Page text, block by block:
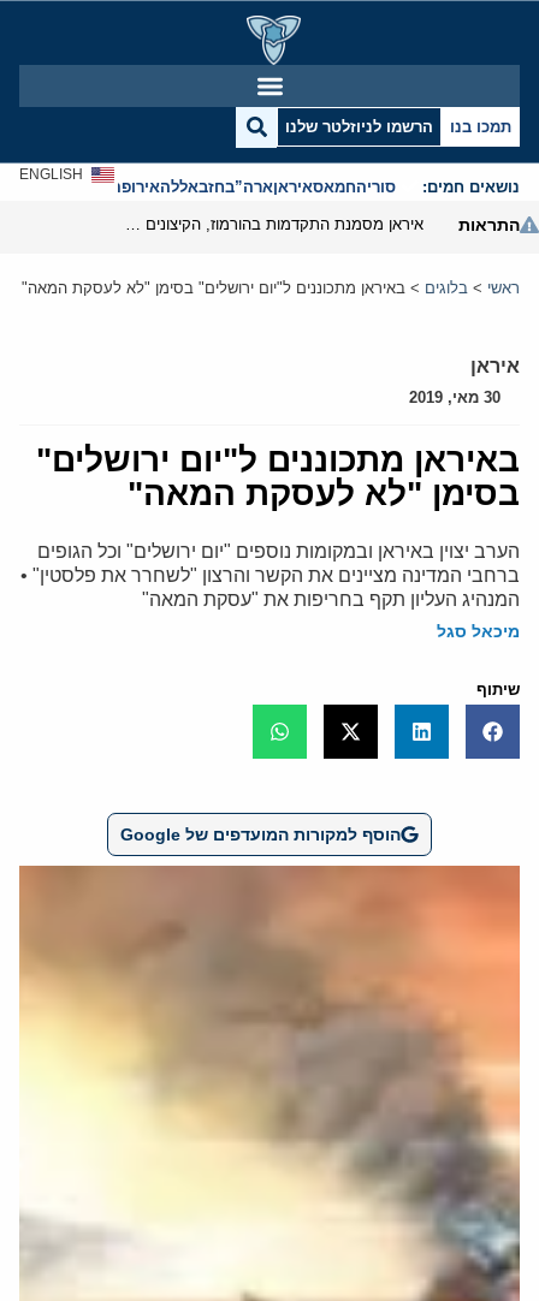
תמכו בנו הרשמו לניוזלטר שלנו
נושאים חמים: סוריהחמאסאיראןארה”בחזבאללהאירופהאנטישמיות
ENGLISH
התראות
ראשי > בלוגים > באיראן מתכוננים ל"יום ירושלים" בסימן "לא לעסקת המאה"
איראן
30 מאי, 2019
באיראן מתכוננים ל"יום ירושלים"
בסימן "לא לעסקת המאה"
הערב יצוין באיראן ובמקומות נוספים "יום ירושלים" וכל הגופים
ברחבי המדינה מציינים את הקשר והרצון "לשחרר את פלסטין" •
המנהיג העליון תקף בחריפות את "עסקת המאה"
מיכאל סגל
שיתוף
הוסף למקורות המועדפים של Google